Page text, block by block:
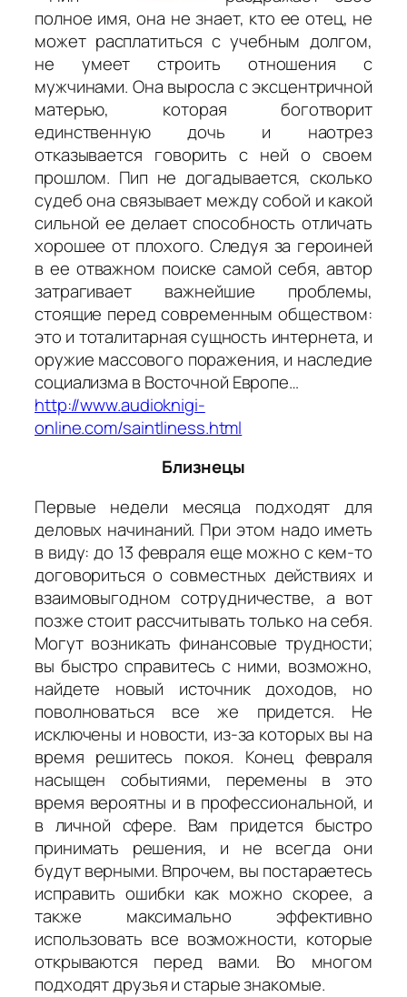
полное имя, она не знает, кто ее отец, не
может расплатиться с учебным долгом,
не умеет строить отношения с
мужчинами. Она выросла с эксцентричной
матерью, которая боготворит
единственную дочь и наотрез
отказывается говорить с ней о своем
прошлом. Пип не догадывается, сколько
судеб она связывает между собой и какой
сильной ее делает способность отличать
хорошее от плохого. Следуя за героиней
в ее отважном поиске самой себя, автор
затрагивает важнейшие проблемы,
стоящие перед современным обществом:
это и тоталитарная сущность интернета, и
оружие массового поражения, и наследие
социализма в Восточной Европе…
http://www.audioknigi-
online.com/saintliness.html
Близнецы
Первые недели месяца подходят для
деловых начинаний. При этом надо иметь
в виду: до 13 февраля еще можно с кем-то
договориться о совместных действиях и
взаимовыгодном сотрудничестве, а вот
позже стоит рассчитывать только на себя.
Могут возникать финансовые трудности;
вы быстро справитесь с ними, возможно,
найдете новый источник доходов, но
поволноваться все же придется. Не
исключены и новости, из-за которых вы на
время решитесь покоя. Конец февраля
насыщен событиями, перемены в это
время вероятны и в профессиональной, и
в личной сфере. Вам придется быстро
принимать решения, и не всегда они
будут верными. Впрочем, вы постараетесь
исправить ошибки как можно скорее, а
также максимально эффективно
использовать все возможности, которые
открываются перед вами. Во многом
подходят друзья и старые знакомые.